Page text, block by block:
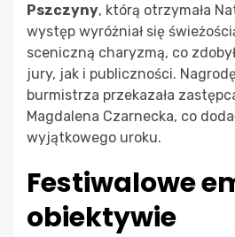
Pszczyny, którą otrzymała
występ wyróżniał się
sceniczną charyzmą, co
jury, jak i publiczności.
burmistrza przekazała
Magdalena Czarnecka, co
wyjątkowego uroku.
Festiwalowe
obiektywie